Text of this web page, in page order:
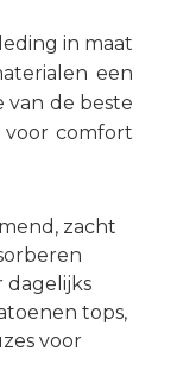
in maat
een
van de beste
comfort
zacht
dagelijks
tops,
voor